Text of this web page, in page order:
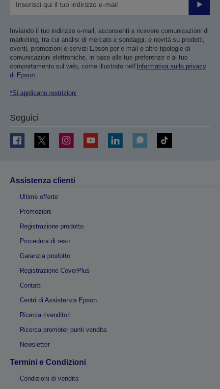
Invia
Inviando il tuo indirizzo e-mail, acconsenti a ricevere comunicazioni di
marketing, tra cui analisi di mercato e sondaggi, e novità su prodotti,
eventi, promozioni o servizi Epson per e-mail o altre tipologie di
comunicazioni elettroniche, in base alle tue preferenze e al tuo
comportamento sul web, come illustrato nell’ Informativa sulla privacy
di Epson.
*Si applicano restrizioni
Seguici
Assistenza clienti
Ultime offerte
Promozioni
Registrazione prodotto
Procedura di reso
Garanzia prodotto
Registrazione CoverPlus
Contatti
Centri di Assistenza Epson
Ricerca rivenditori
Ricerca promoter punti vendita
Newsletter
Termini e Condizioni
Condizioni di vendita